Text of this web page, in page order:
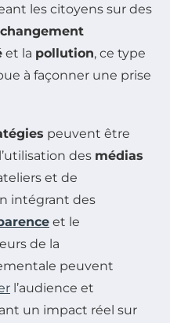
les citoyens sur des
changement
et la pollution, ce type
à façonner une prise
peuvent être
des médias
et de
intégrant des
et le
de la
peuvent
l’audience et
un impact réel sur